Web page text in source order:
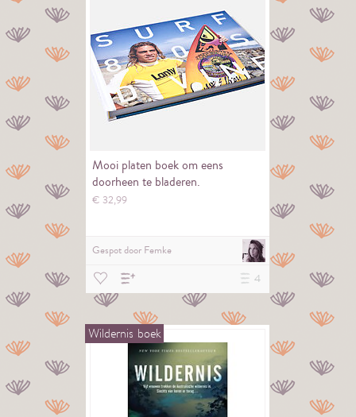
Mooi platen boek om eens
doorheen te bladeren.
€ 32,99
Gespot door Femke
4
Wildernis boek